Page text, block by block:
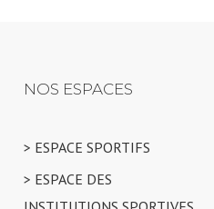
NOS ESPACES
> ESPACE SPORTIFS
> ESPACE DES